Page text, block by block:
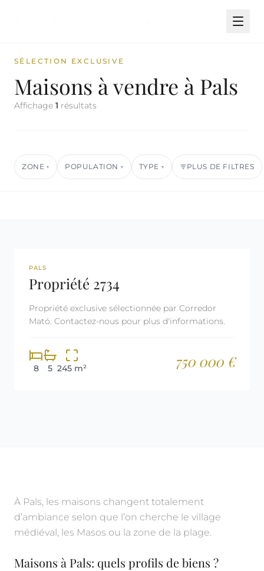
SÉLECTION EXCLUSIVE
Maisons à vendre à Pals
Affichage 1 résultats
ZONE ▾ POPULATION ▾ TYPE ▾ PLUS DE FILTRES
REF: 2734
PALS
Propriété 2734
Propriété exclusive sélectionnée par Corredor
Mató. Contactez-nous pour plus d'informations.
8 5 245 m² 750 000 €
À Pals, les maisons changent totalement
d’ambiance selon que l’on cherche le village
médiéval, les Masos ou la zone de la plage.
Maisons à Pals: quels profils de biens ?